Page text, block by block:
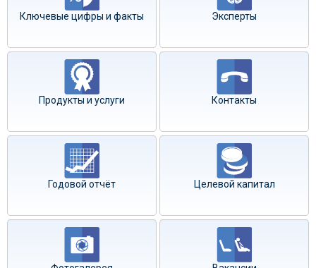
Ключевые цифры и факты Эксперты
Продукты и услуги Контакты
Годовой отчёт Целевой капитал